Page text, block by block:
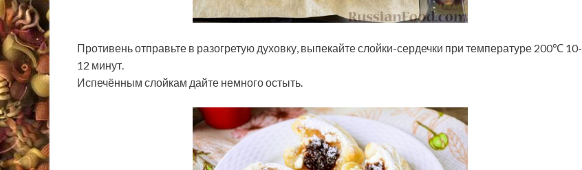
Противень отправьте в разогретую духовку, выпекайте слойки-сердечки при температуре 200℃ 10-
12 минут.
Испечённым слойкам дайте немного остыть.